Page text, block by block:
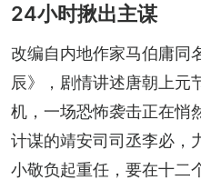
24小时揪出主谋
改编自内地作家马伯庸同
辰》，剧情讲述唐朝上元
机，一场恐怖袭击正在悄
计谋的靖安司司丞李必，
小敬负起重任，要在十二